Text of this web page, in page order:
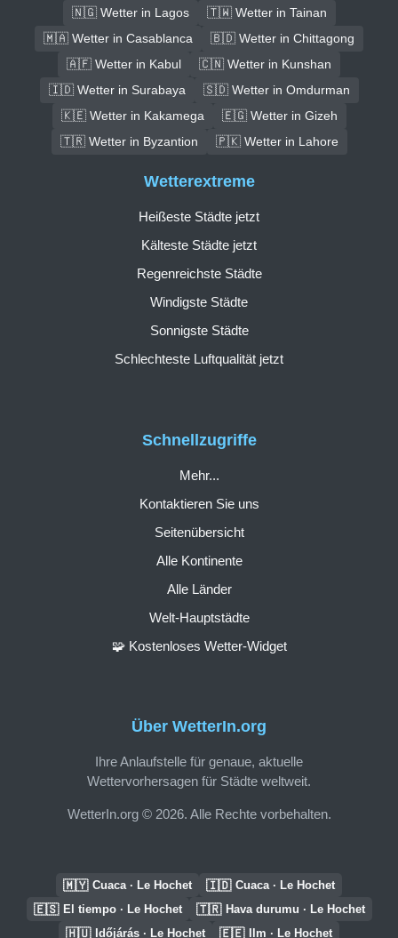
🇳🇬 Wetter in Lagos
🇹🇼 Wetter in Tainan
🇲🇦 Wetter in Casablanca
🇧🇩 Wetter in Chittagong
🇦🇫 Wetter in Kabul
🇨🇳 Wetter in Kunshan
🇮🇩 Wetter in Surabaya
🇸🇩 Wetter in Omdurman
🇰🇪 Wetter in Kakamega
🇪🇬 Wetter in Gizeh
🇹🇷 Wetter in Byzantion
🇵🇰 Wetter in Lahore
Über WetterIn.org
Ihre Anlaufstelle für genaue, aktuelle
Wettervorhersagen für Städte weltweit.
WetterIn.org © 2026. Alle Rechte vorbehalten.
Schnellzugriffe
Mehr...
Kontaktieren Sie uns
Seitenübersicht
Alle Kontinente
Alle Länder
Welt-Hauptstädte
🧩 Kostenloses Wetter-Widget
Wetterextreme
Heißeste Städte jetzt
Kälteste Städte jetzt
Regenreichste Städte
Windigste Städte
Sonnigste Städte
Schlechteste Luftqualität jetzt
🇲🇾 Cuaca · Le Hochet 🇮🇩 Cuaca · Le Hochet
🇪🇸 El tiempo · Le Hochet 🇹🇷 Hava durumu · Le Hochet
🇭🇺 Időjárás · Le Hochet 🇪🇪 Ilm · Le Hochet